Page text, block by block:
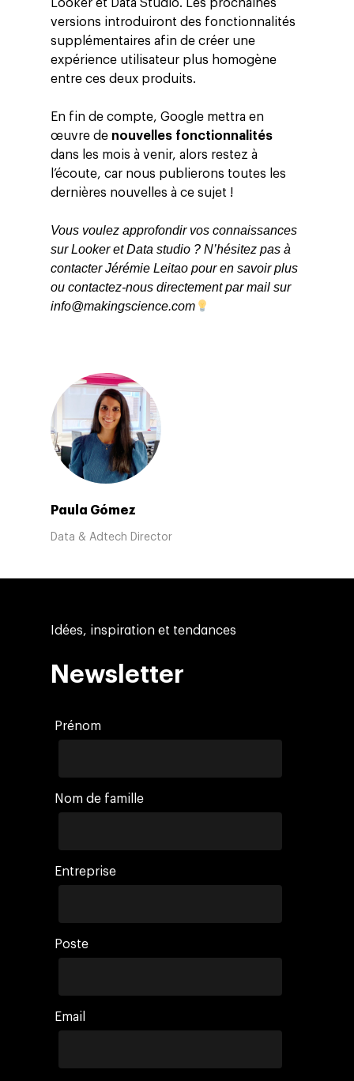
Paula Gómez
Data & Adtech Director
Looker et Data Studio. Les prochaines
versions introduiront des fonctionnalités
supplémentaires afin de créer une
expérience utilisateur plus homogène
entre ces deux produits.
En fin de compte, Google mettra en
œuvre de nouvelles fonctionnalités
dans les mois à venir, alors restez à
l’écoute, car nous publierons toutes les
dernières nouvelles à ce sujet !
Vous voulez approfondir vos connaissances
sur Looker et Data studio ? N’hésitezpas à
contacter Jérémie Leitao pour en savoir plus
ou contactez-nous directement par mail sur
info@makingscience.com
Idées, inspiration et tendances
Newsletter
Prénom
Nom de famille
Entreprise
Poste
Email